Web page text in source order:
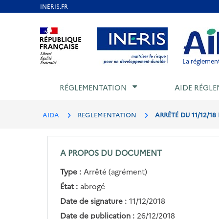
Aller au contenu Aller au menu Aller au
La
RÉGLEMENTATION AIDE
AIDA REGLEMENTATION ARRÊTÉ DU 11/12/
A PROPOS DU DOCUMENT
Type : Arrêté (agrément)
État : abrogé
Date de signature : 11/12/2018
Date de publication : 26/12/2018